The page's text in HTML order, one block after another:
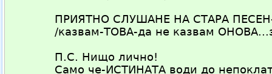
ПРИЯТНО СЛУШАНЕ НА СТАРА
/казвам-ТОВА-да не казвам
П.С. Нищо лично!
Само че-ИСТИНАТА води до